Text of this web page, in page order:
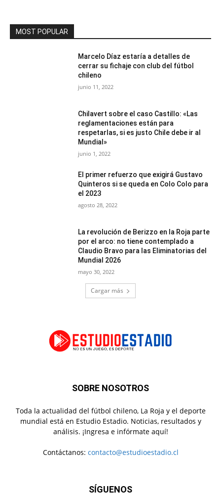
MOST POPULAR
Marcelo Díaz estaría a detalles de
cerrar su fichaje con club del fútbol
chileno
junio 11, 2022
Chilavert sobre el caso Castillo: «Las
reglamentaciones están para
respetarlas, si es justo Chile debe ir al
Mundial»
junio 1, 2022
El primer refuerzo que exigirá Gustavo
Quinteros si se queda en Colo Colo para
el 2023
agosto 28, 2022
La revolución de Berizzo en la Roja parte
por el arco: no tiene contemplado a
Claudio Bravo para las Eliminatorias del
Mundial 2026
mayo 30, 2022
Cargar más
SOBRE NOSOTROS
Toda la actualidad del fútbol chileno, La Roja y el deporte
mundial está en Estudio Estadio. Noticias, resultados y
análisis. ¡Ingresa e infórmate aquí!
Contáctanos: contacto@estudioestadio.cl
SÍGUENOS